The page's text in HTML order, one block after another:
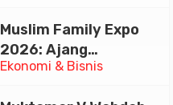
Taekwondo Indonesia
Open 2026
Ekonomi & Bisnis
Muslim Family Expo
2026: Ajang
Silaturahim dan